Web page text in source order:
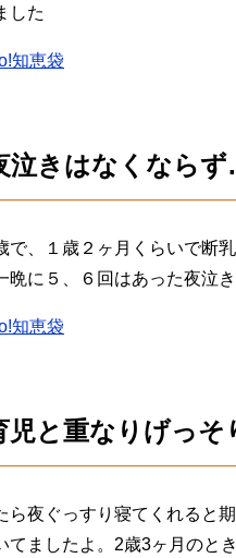
した
知恵袋
泣きはなくなら
で、１歳２ヶ月くらいで断
晩に５、６回はあった夜泣
知恵袋
児と重なりげっそ
ら夜ぐっすり寝てくれると
てましたよ。2歳3ヶ月のと